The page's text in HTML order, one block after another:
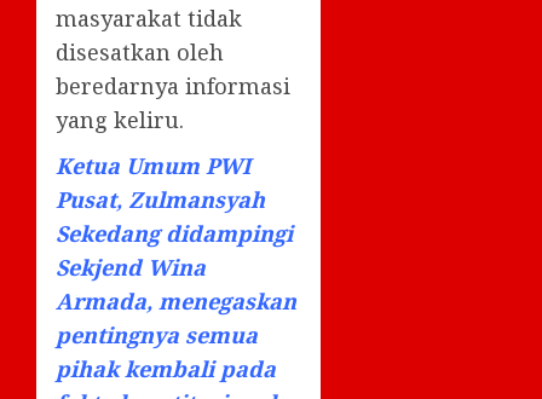
masyarakat tidak
disesatkan oleh
beredarnya informasi
yang keliru.
Ketua Umum PWI
Pusat, Zulmansyah
Sekedang didampingi
Sekjend Wina
Armada, menegaskan
pentingnya semua
pihak kembali pada